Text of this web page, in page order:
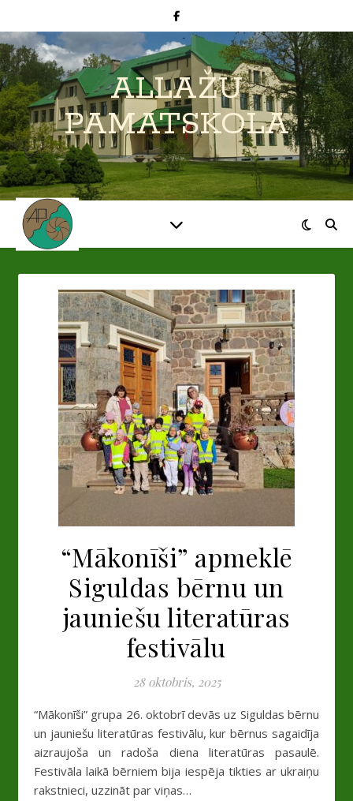
ALLAŽU
PAMATSKOLA
“Mākonīši” apmeklē
Siguldas bērnu un
jauniešu literatūras
festivālu
28 oktobris, 2025
“Mākonīši” grupa 26. oktobrī devās uz Siguldas bērnu
un jauniešu literatūras festivālu, kur bērnus sagaidīja
aizraujoša un radoša diena literatūras pasaulē.
Festivāla laikā bērniem bija iespēja tikties ar ukraiņu
rakstnieci, uzzināt par viņas…